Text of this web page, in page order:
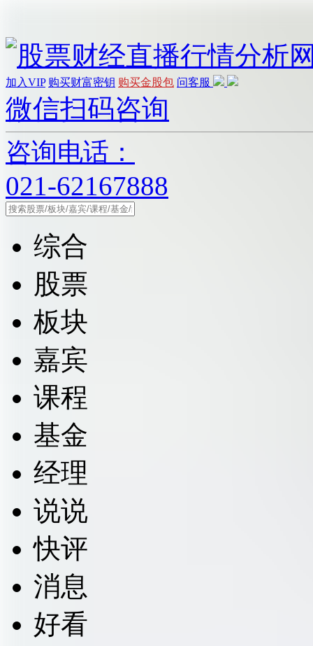
加入VIP 购买财富密钥 购买金股包 问客服
微信扫码咨询
咨询电话：
021-62167888
综合
股票
板块
嘉宾
课程
基金
经理
说说
快评
消息
好看